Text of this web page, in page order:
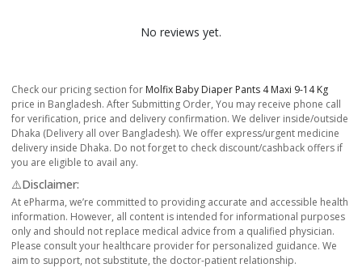
No reviews yet.
Check our pricing section for Molfix Baby Diaper Pants 4 Maxi 9-14 Kg
price in Bangladesh. After Submitting Order, You may receive phone call
for verification, price and delivery confirmation. We deliver inside/outside
Dhaka (Delivery all over Bangladesh). We offer express/urgent medicine
delivery inside Dhaka. Do not forget to check discount/cashback offers if
you are eligible to avail any.
⚠️Disclaimer:
At ePharma, we’re committed to providing accurate and accessible health
information. However, all content is intended for informational purposes
only and should not replace medical advice from a qualified physician.
Please consult your healthcare provider for personalized guidance. We
aim to support, not substitute, the doctor-patient relationship.